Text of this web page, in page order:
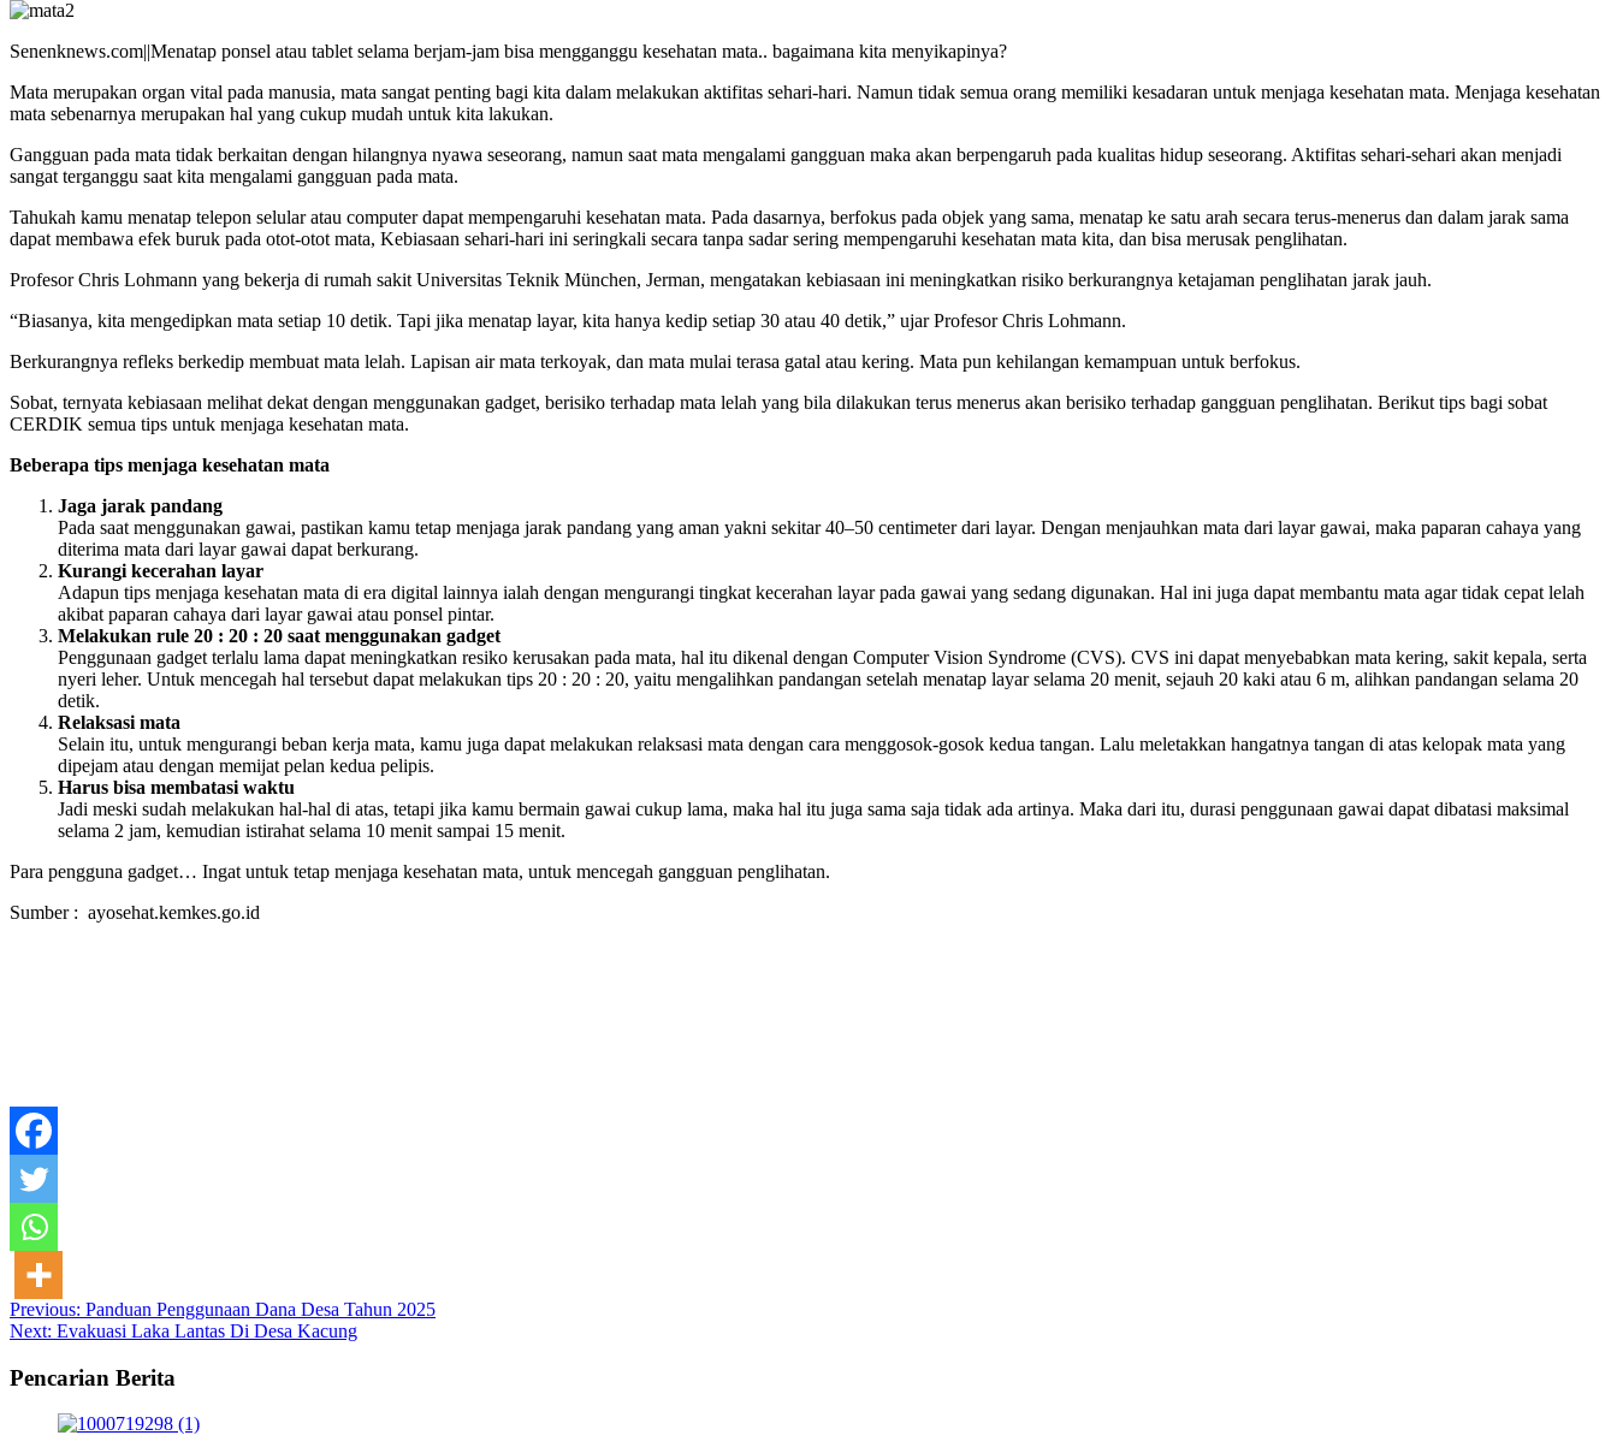
Senenknews.com||Menatap ponsel atau tablet selama berjam-jam bisa mengganggu kesehatan mata.. bagaimana kita menyikapinya?
Mata merupakan organ vital pada manusia, mata sangat penting bagi kita dalam melakukan aktifitas sehari-hari. Namun tidak semua orang memiliki kesadaran untuk menjaga kesehatan mata. Menjaga kesehatan
mata sebenarnya merupakan hal yang cukup mudah untuk kita lakukan.
Gangguan pada mata tidak berkaitan dengan hilangnya nyawa seseorang, namun saat mata mengalami gangguan maka akan berpengaruh pada kualitas hidup seseorang. Aktifitas sehari-sehari akan menjadi
sangat terganggu saat kita mengalami gangguan pada mata.
Tahukah kamu menatap telepon selular atau computer dapat mempengaruhi kesehatan mata. Pada dasarnya, berfokus pada objek yang sama, menatap ke satu arah secara terus-menerus dan dalam jarak sama
dapat membawa efek buruk pada otot-otot mata, Kebiasaan sehari-hari ini seringkali secara tanpa sadar sering mempengaruhi kesehatan mata kita, dan bisa merusak penglihatan.
Profesor Chris Lohmann yang bekerja di rumah sakit Universitas Teknik München, Jerman, mengatakan kebiasaan ini meningkatkan risiko berkurangnya ketajaman penglihatan jarak jauh.
“Biasanya, kita mengedipkan mata setiap 10 detik. Tapi jika menatap layar, kita hanya kedip setiap 30 atau 40 detik,” ujar Profesor Chris Lohmann.
Berkurangnya refleks berkedip membuat mata lelah. Lapisan air mata terkoyak, dan mata mulai terasa gatal atau kering. Mata pun kehilangan kemampuan untuk berfokus.
Sobat, ternyata kebiasaan melihat dekat dengan menggunakan gadget, berisiko terhadap mata lelah yang bila dilakukan terus menerus akan berisiko terhadap gangguan penglihatan. Berikut tips bagi sobat
CERDIK semua tips untuk menjaga kesehatan mata.
Beberapa tips menjaga kesehatan mata
Jaga jarak pandang
Pada saat menggunakan gawai, pastikan kamu tetap menjaga jarak pandang yang aman yakni sekitar 40–50 centimeter dari layar. Dengan menjauhkan mata dari layar gawai, maka paparan cahaya yang
diterima mata dari layar gawai dapat berkurang.
Kurangi kecerahan layar
Adapun tips menjaga kesehatan mata di era digital lainnya ialah dengan mengurangi tingkat kecerahan layar pada gawai yang sedang digunakan. Hal ini juga dapat membantu mata agar tidak cepat lelah
akibat paparan cahaya dari layar gawai atau ponsel pintar.
Melakukan rule 20 : 20 : 20 saat menggunakan gadget
Penggunaan gadget terlalu lama dapat meningkatkan resiko kerusakan pada mata, hal itu dikenal dengan Computer Vision Syndrome (CVS). CVS ini dapat menyebabkan mata kering, sakit kepala, serta
nyeri leher. Untuk mencegah hal tersebut dapat melakukan tips 20 : 20 : 20, yaitu mengalihkan pandangan setelah menatap layar selama 20 menit, sejauh 20 kaki atau 6 m, alihkan pandangan selama 20
detik.
Relaksasi mata
Selain itu, untuk mengurangi beban kerja mata, kamu juga dapat melakukan relaksasi mata dengan cara menggosok-gosok kedua tangan. Lalu meletakkan hangatnya tangan di atas kelopak mata yang
dipejam atau dengan memijat pelan kedua pelipis.
Harus bisa membatasi waktu
Jadi meski sudah melakukan hal-hal di atas, tetapi jika kamu bermain gawai cukup lama, maka hal itu juga sama saja tidak ada artinya. Maka dari itu, durasi penggunaan gawai dapat dibatasi maksimal
selama 2 jam, kemudian istirahat selama 10 menit sampai 15 menit.
Para pengguna gadget… Ingat untuk tetap menjaga kesehatan mata, untuk mencegah gangguan penglihatan.
Sumber : ayosehat.kemkes.go.id
Post
navigation
Previous: Panduan Penggunaan Dana Desa Tahun 2025
Next: Evakuasi Laka Lantas Di Desa Kacung
Pencarian Berita